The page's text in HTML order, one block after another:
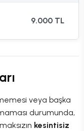
9.000 TL
veya başka
durumunda,
kesintisiz